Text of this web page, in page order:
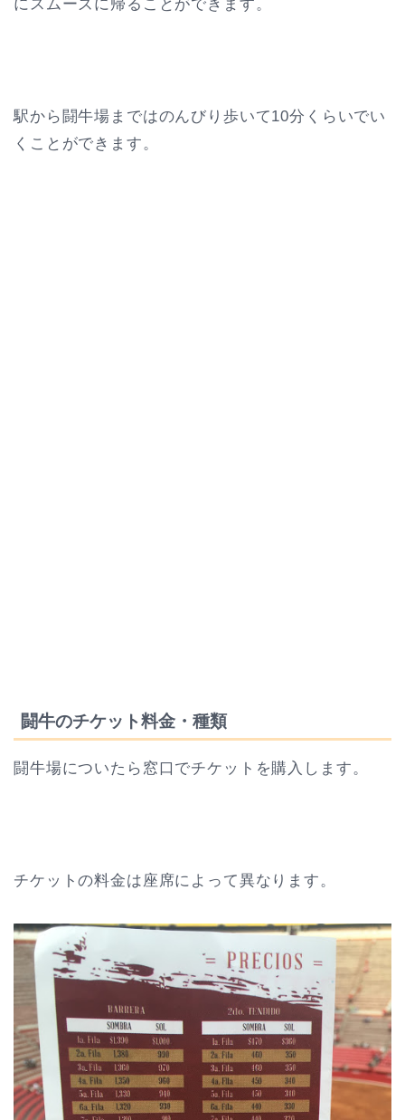
にスムーズに帰ることができます。
駅から闘牛場まではのんびり歩いて10分くらいでい
くことができます。
闘牛のチケット料金・種類
闘牛場についたら窓口でチケットを購入します。
チケットの料金は座席によって異なります。